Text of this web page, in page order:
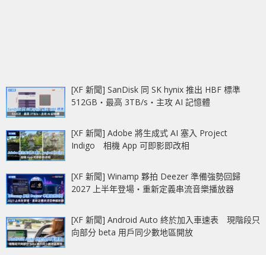
[XF 新聞] SanDisk 同 SK hynix 推出 HBF 標準
512GB‧最高 3TB/s‧主攻 AI 記憶體
[XF 新聞] Adobe 將生成式 AI 塞入 Project
Indigo 相機 App 可即影即改相
[XF 新聞] Winamp 夥拍 Deezer 準備強勢回歸
2027 上半年登場‧重新定義串流音樂播放器
[XF 新聞] Android Auto 終於加入車速表 現階段只
向部分 beta 用戶同少數地區開放